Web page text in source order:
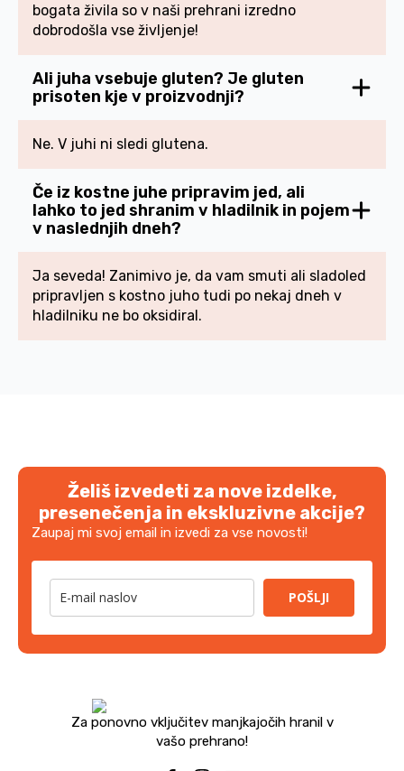
bogata živila so v naši prehrani izredno
dobrodošla vse življenje!
Ali juha vsebuje gluten? Je gluten
prisoten kje v proizvodnji?
Ne. V juhi ni sledi glutena.
Če iz kostne juhe pripravim jed, ali
lahko to jed shranim v hladilnik in pojem
v naslednjih dneh?
Ja seveda! Zanimivo je, da vam smuti ali sladoled
pripravljen s kostno juho tudi po nekaj dneh v
hladilniku ne bo oksidiral.
Želiš izvedeti za nove izdelke,
presenečenja in ekskluzivne akcije?
Zaupaj mi svoj email in izvedi za vse novosti!
POŠLJI
Za ponovno vključitev manjkajočih hranil v
vašo prehrano!